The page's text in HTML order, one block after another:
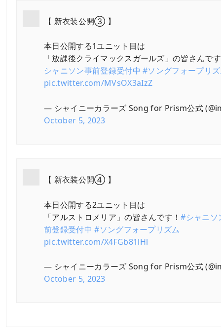
【 新衣装公開③ 】
本日公開する1ユニット目は
「放課後クライマックスガールズ」の皆さんで
シャニソン事前登録受付中 #ソングフォープリ
pic.twitter.com/MVsOX3aIzZ
— シャイニーカラーズ Song for Prism公式
October 5, 2023
【 新衣装公開④ 】
本日公開する2ユニット目は
「アルストロメリア」の皆さんです！#シャニソ
前登録受付中 #ソングフォープリズム
pic.twitter.com/X4FGb81lHl
— シャイニーカラーズ Song for Prism公式
October 5, 2023